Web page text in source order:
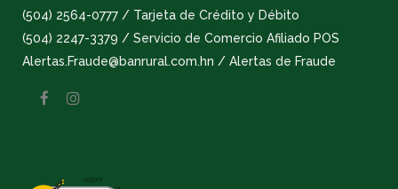
(504) 2564-0777 / Tarjeta de Crédito y Débito
(504) 2247-3379 / Servicio de Comercio Afiliado POS
Alertas.Fraude@banrural.com.hn / Alertas de Fraude